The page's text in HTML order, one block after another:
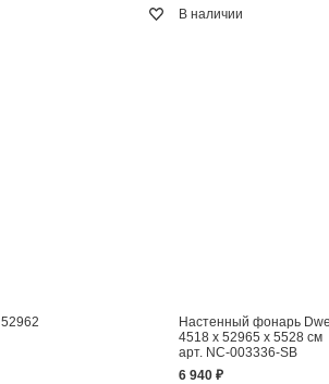
В наличии
Настенный фонарь
4518 x 52965 x 5528 см
арт. NC-003336-SB
6 940 ₽